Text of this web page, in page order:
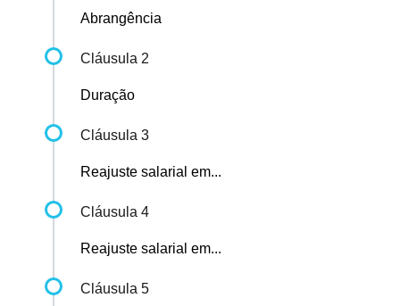
Abrangência
Cláusula 2
Duração
Cláusula 3
Reajuste salarial em...
Cláusula 4
Reajuste salarial em...
Cláusula 5